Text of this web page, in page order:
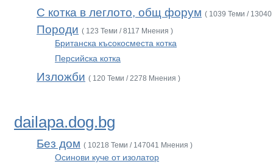
С котка в леглото, общ форум ( 1039 Теми /
Породи ( 123 Теми / 8117 Мнения )
Британска късокосместа котка
Персийска котка
Изложби ( 120 Теми / 2278 Мнения )
dailapa.dog.bg
Без дом ( 10218 Теми / 147041 Мнения )
Осинови куче от изолатор